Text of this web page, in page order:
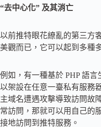
“去中心化” 及其消亡
以前推特眼花繚亂的第三方
美觀而已，它可以起到多種
例如，有一種基於 PHP 語
以架設在任意一臺私有服務
主域名遭遇攻擊導致訪問故
常訪問，那就可以用自己的
接地訪問到推特服務。